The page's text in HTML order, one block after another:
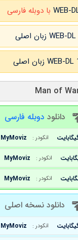
با دوبله فارسی
دانلود دوبله فارسی
انکودر : MyMoviz
انکودر : MyMoviz
انکودر : MyMoviz
دانلود نسخه اصلی
انکودر : MyMoviz